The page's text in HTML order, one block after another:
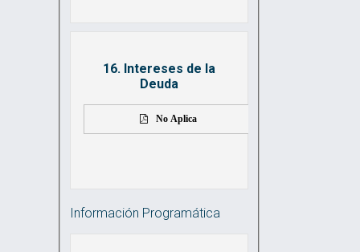
16. Intereses de la
Deuda
No Aplica
Información Programática